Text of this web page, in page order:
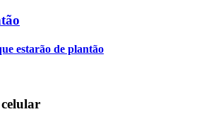
estarão de plantão